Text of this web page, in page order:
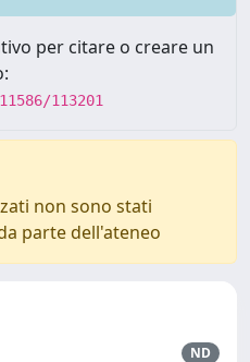
per citare o creare un
113201
non sono stati
parte dell'ateneo
ND